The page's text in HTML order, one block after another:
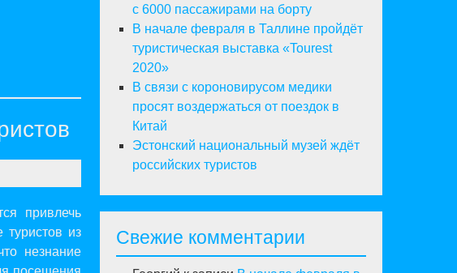
привлечь
туристов из
незнание
с 6000 пассажирами на борту
В начале февраля в Таллине пройдёт
туристическая выставка «Tourest
2020»
В связи с короновирусом медики
просят воздержаться от поездок в
Китай
Эстонский национальный музей ждёт
российских туристов
Свежие комментарии